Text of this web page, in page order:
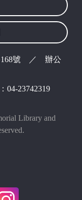
168號 ／ 辦公
04-23742319
Library and